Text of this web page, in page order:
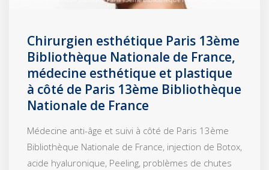
Chirurgien esthétique Paris 13ème
Bibliothèque Nationale de France,
médecine esthétique et plastique
à côté de Paris 13ème Bibliothèque
Nationale de France
Médecine anti-âge et suivi à côté de Paris 13ème
Bibliothèque Nationale de France, injection de Botox,
acide hyaluronique, Peeling, problèmes de chutes